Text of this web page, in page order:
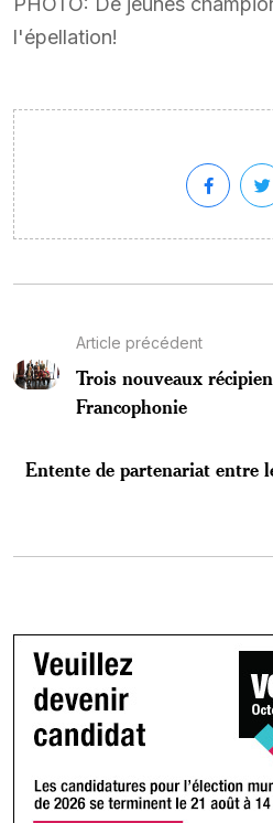
l'épellation!
Article précédent
Trois nouveaux
Francophonie
Entente de partenariat entre